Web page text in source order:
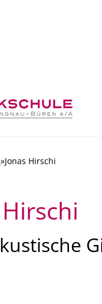
»Jonas Hirschi